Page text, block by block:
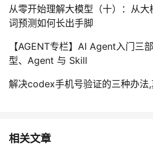
从零开始理解大模型（十）：从
词预测如何长出手脚
【AGENT专栏】AI Agent入门三
型、Agent 与 Skill
解决codex手机号验证的三种办法,
相关文章